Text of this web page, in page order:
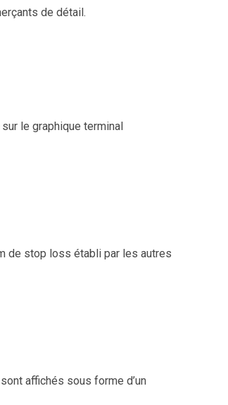
de détail.
le graphique terminal
de stop loss établi par les autres
affichés sous forme d’un